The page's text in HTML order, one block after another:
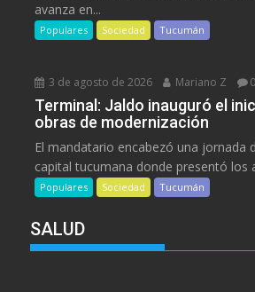
avanza en...
Populares Sociedad Tucumán
3 de agosto de 2026 Mariano Z 0
Terminal: Jaldo inauguró el
obras de modernización
El mandatario encabezó una jornada
capital tucumana donde presentó los
Populares Sociedad Tucumán
SALUD